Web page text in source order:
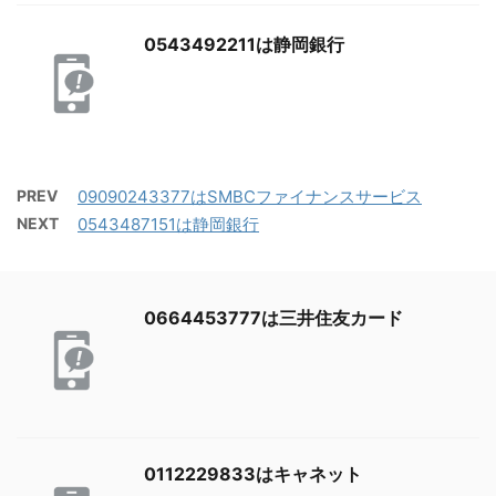
0543492211は静岡銀行
PREV 09090243377はSMBCファイナンスサービス
NEXT 0543487151は静岡銀行
0664453777は三井住友カード
0112229833はキャネット